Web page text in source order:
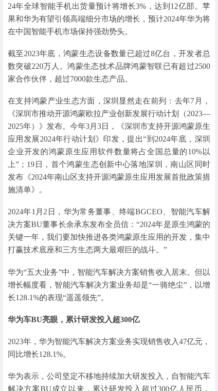
24年全球智能手机出货量预计将增长3%，达到12亿部。苹
果和华为有望引领高端细分市场的增长，预计2024年华为将
在中国智能手机市场保持强劲势头。
截至2023年底，鸿蒙生态设备数量已超过8亿台，开发者总
数突破220万人。鸿蒙生态技术品牌鸿蒙智联已有超过2500
家合作伙伴，超过7000款生态产品。
在支持鸿蒙产业生态方面，深圳显然走在前列：去年7月，
《深圳市推动开源鸿蒙欧拉产业创新发展行动计划（2023—
2025年）》发布。今年3月3日，《深圳市支持开源鸿蒙原生
应用发展2024年行动计划》印发，提出“到2024年底，深圳
企业开发的鸿蒙原生应用软件数量将占全国总量的10%以
上”；19日，首个鸿蒙生态创新中心落地深圳，南山区同时
发布《2024年南山区支持开源鸿蒙原生应用发展首批政策措
施清单》。
2024年1月2日，华为常务董事、终端BGCEO、智能汽车解
决方案BU董事长余承东发布全员信：“2024年是原生鸿蒙的
关键一年，我们要加快推进各类鸿蒙原生应用的开发，集中
打赢技术底座和三方生态两大最艰巨的战斗。”
华为“五大业务”中，智能汽车解决方案销售收入居末。但以
增长幅度看，智能汽车解决方案业务却是“一骑绝尘”，以增
长128.1%的表现“遥遥领先”。
华为车BU亮眼， 累计研发投入超300亿
2023年，华为智能汽车解决方案业务实现销售收入47亿元，
同比增长128.1%。
华为表示，公司坚定不移地持续加大研发投入，自智能汽车
解决方案BU成立以来，累计研发投入超过300亿人民币，